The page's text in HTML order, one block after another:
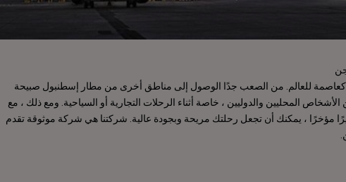
للعالم. من الصعب جدًا الوصول إلى مناطق أخرى من مطار إسطنبول صبيحة
المحليين والدوليين ، خاصة أثناء الرحلات التجارية أو السياحية. ومع ذلك ، مع
مؤخرًا ، يمكنك أن تجعل رحلتك مريحة وبجودة عالية. شركتنا هي شركة موثوقة تقدم